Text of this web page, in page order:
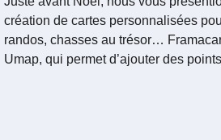
création de cartes personnalisées
randos, chasses au trésor…
Umap, qui permet d’ajouter des